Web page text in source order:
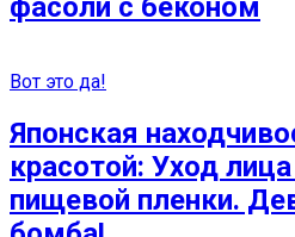
фасоли с беконом
Вот это да!
Японская
красотой: Уход
пищевой пленки.